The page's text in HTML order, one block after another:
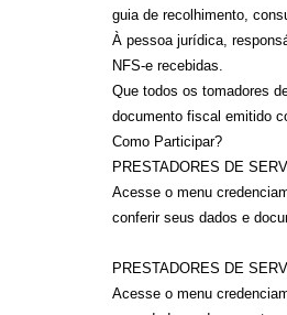
guia de recolhimento,
À pessoa jurídica,
NFS-e recebidas.
Que todos os tomadores
documento fiscal emitido
Como Participar?
PRESTADORES DE
Acesse o menu
conferir seus dados e
PRESTADORES DE
Acesse o menu